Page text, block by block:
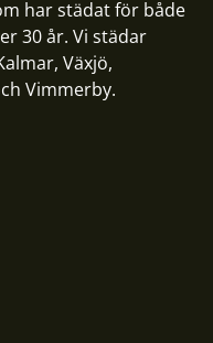
har städat för både
30 år. Vi städar
, Växjö,
Vimmerby.